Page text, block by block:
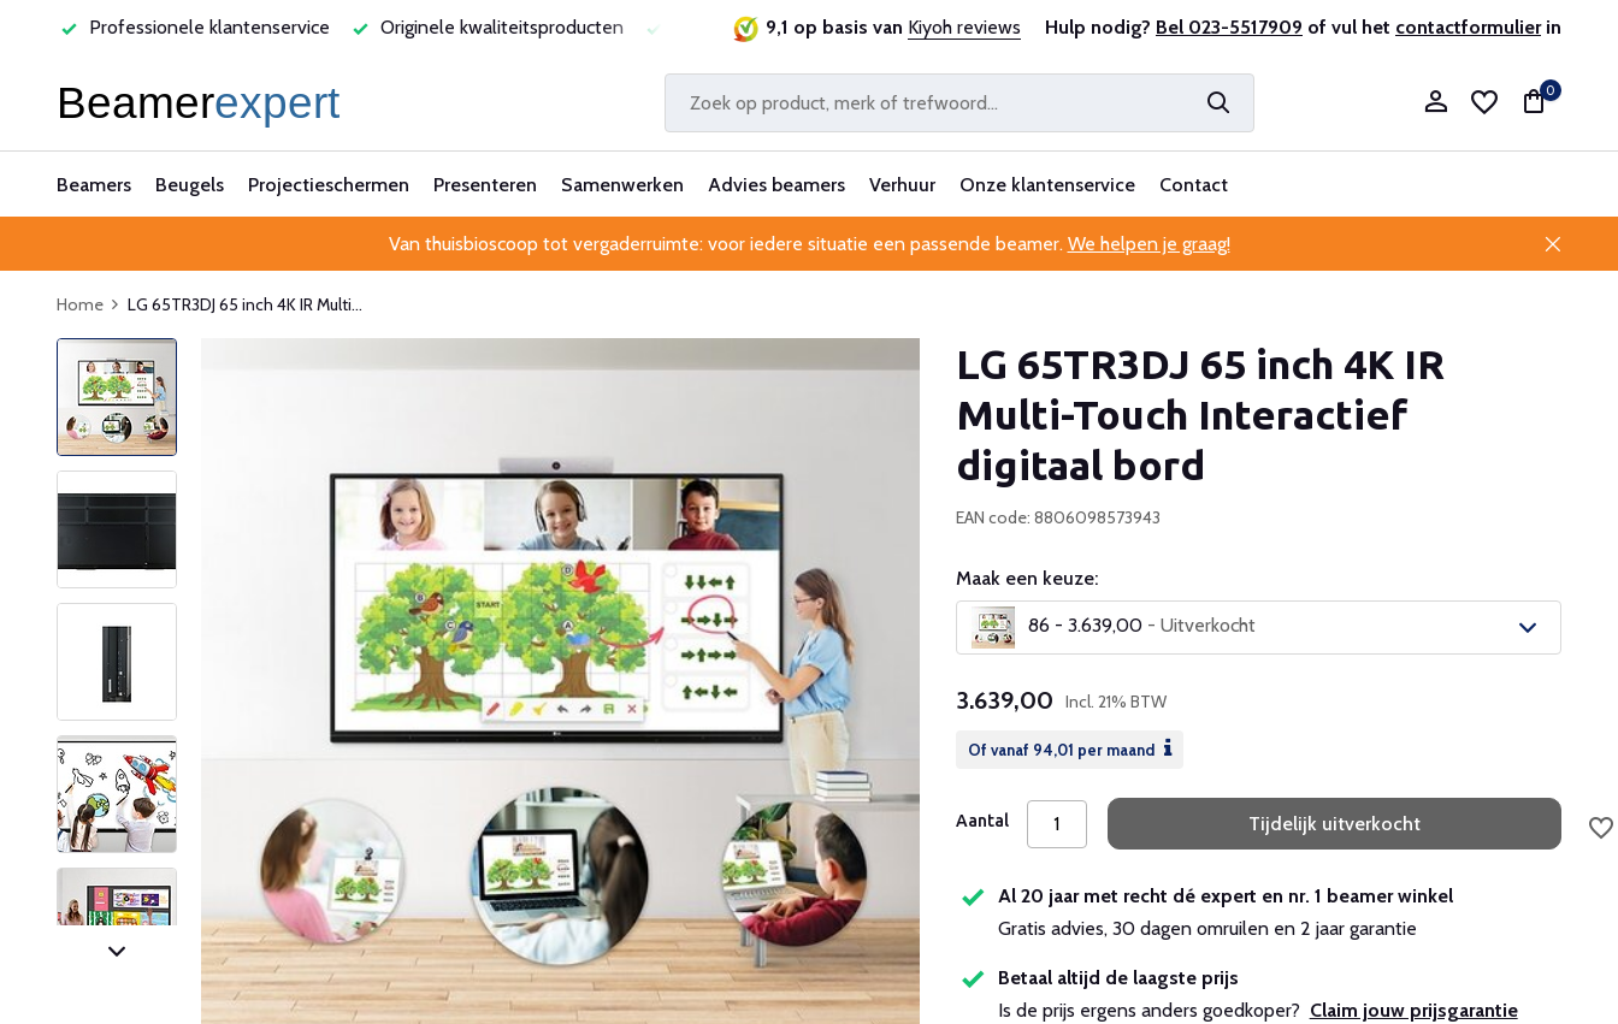
Professionele klantenservice Originele kwaliteitsproducten Laagste prijsgarantie Al 25 jaar betrouwbaar en ervaren Professionele klantenservice
9,1 op basis van Kiyoh reviews Hulp nodig? Bel 023-5517909 of vul het contactformulierin
Account aanmaken
0
Beamers Beugels Projectieschermen Presenteren Samenwerken Advies beamers Verhuur Onze klantenservice Contact
Van thuisbioscoop tot vergaderruimte: voor iedere situatie een passende beamer. We helpen je graag!
Home LG 65TR3DJ 65 inch 4K IR Multi...
LG 65TR3DJ 65 inch 4K IR
Multi-Touch Interactief
digitaal bord
EAN code: 8806098573943
Maak een keuze:
86 - 3.639,00- Uitverkocht
Uitverkocht
3.639,00 Incl. 21% BTW
Of vanaf 94,01 per maand
Aantal Tijdelijk uitverkocht
Al 20 jaar met recht dé expert en nr. 1 beamer winkel
Gratis advies, 30 dagen omruilen en 2 jaar garantie
Betaal altijd de laagste prijs
Is de prijs ergens anders goedkoper? Claim jouw prijsgarantie